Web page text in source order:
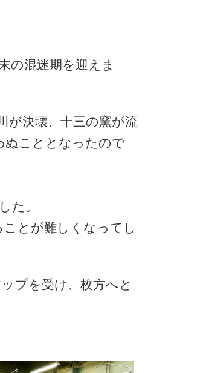
の混迷期を迎えま
が決壊、十三の窯が流
ぬこととなったので
た。
とが難しくなってし
プを受け、枚方へと